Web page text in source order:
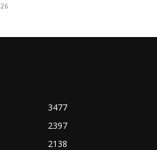
3477
2397
2138